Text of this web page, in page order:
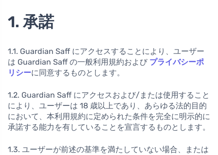
1. 承諾
1.1. Guardian Saff にアクセスすることにより、ユーザー
は Guardian Saff の一般利用規約および プライバシーポ
リシーに同意するものとします。
1.2. Guardian Saff にアクセスおよび/または使用すること
により、ユーザーは 18 歳以上であり、あらゆる法的目的
において、本利用規約に定められた条件を完全に明示的に
承諾する能力を有していることを宣言するものとします。
1.3. ユーザーが前述の基準を満たしていない場合、または